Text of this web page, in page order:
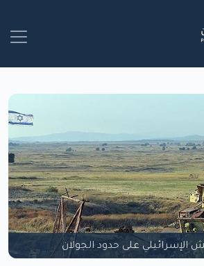
الإسرائيلي على حدود الجولان